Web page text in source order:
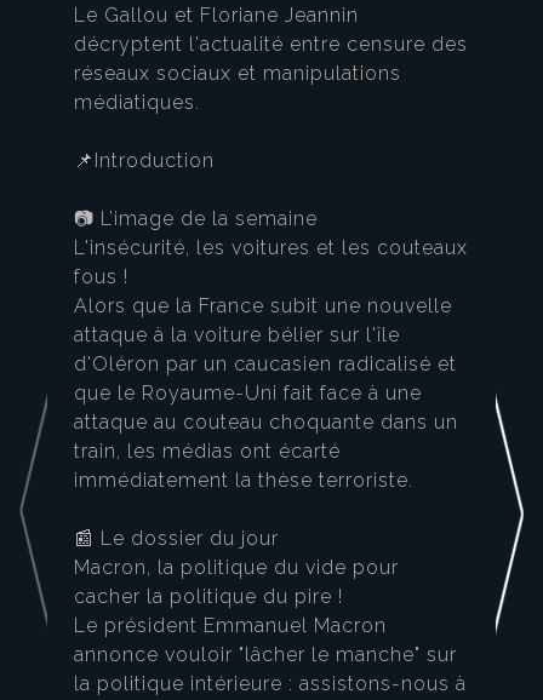
Le Gallou et Floriane Jeannin
décryptent l'actualité entre censure des
réseaux sociaux et manipulations
médiatiques.
📌Introduction
📷 L’image de la semaine
L'insécurité, les voitures et les couteaux
fous !
Alors que la France subit une nouvelle
attaque à la voiture bélier sur l'île
d'Oléron par un caucasien radicalisé et
que le Royaume-Uni fait face à une
attaque au couteau choquante dans un
train, les médias ont écarté
immédiatement la thèse terroriste.
📰 Le dossier du jour
Macron, la politique du vide pour
cacher la politique du pire !
Le président Emmanuel Macron
annonce vouloir "lâcher le manche" sur
la politique intérieure : assistons-nous à